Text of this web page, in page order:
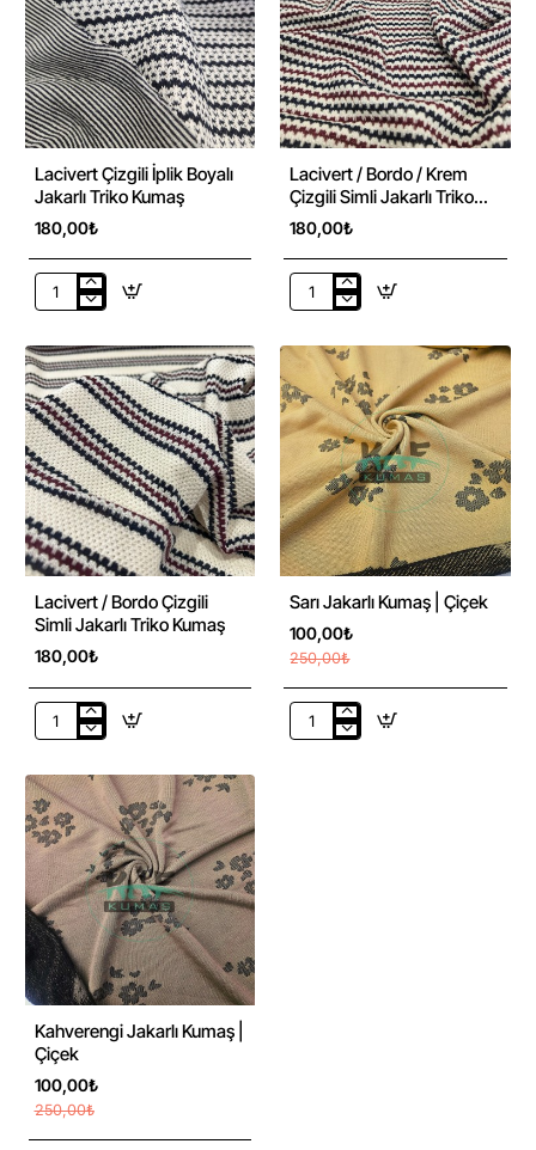
Lacivert Çizgili İplik Boyalı
Jakarlı Triko Kumaş
180,00₺
Lacivert
İplik
Boyalı
Jakarlı
Triko
Kumaş
Lacivert / Bordo / Krem
Çizgili Simli Jakarlı Triko
Kumaş
180,00₺
Lacivert
Bordo
Krem
Çizgili
Simli
Jakarlı
Triko
Kumaş
Lacivert / Bordo Çizgili
Simli Jakarlı Triko Kumaş
180,00₺
Lacivert
Bordo
Çizgili
Simli
Jakarlı
Triko
Kumaş
-60%
Sarı Jakarlı Kumaş | Çiçek
100,00₺
250,00₺
Sarı
-60%
Kahverengi Jakarlı Kumaş |
Çiçek
100,00₺
250,00₺